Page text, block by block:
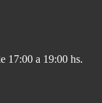
17:00 a 19:00 hs.